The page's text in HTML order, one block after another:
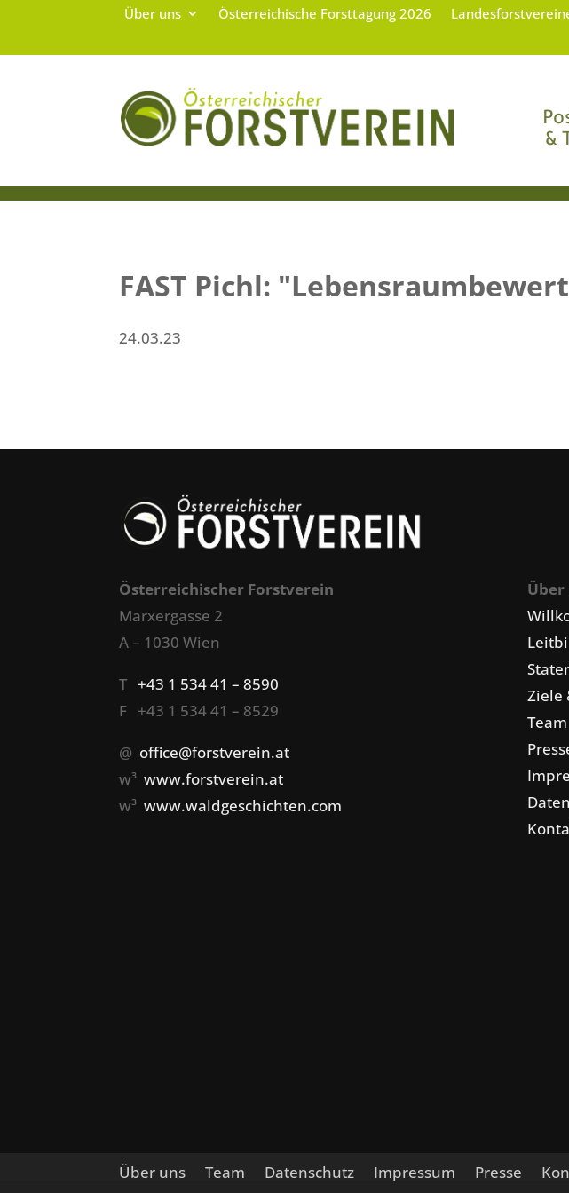
Über uns Österreichische Forsttagung 2026
&
FAST Pichl:
24.03.23
Österreichischer Forstverein
Marxergasse 2
A – 1030 Wien
T+43 1 534 41 – 8590
F +43 1 534 41 – 8529
@ office@forstverein.at
w³www.forstverein.at
w³www.waldgeschichten.com
Über
Ziele
Team
Über uns Team Datenschutz Impressum Presse